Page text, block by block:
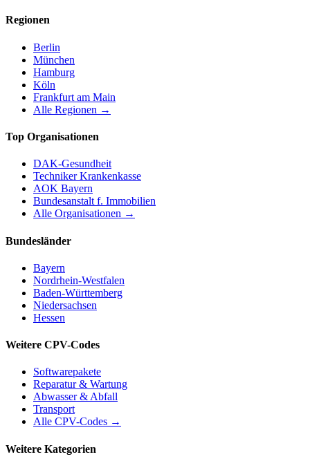
Regionen
Berlin
München
Hamburg
Köln
Frankfurt am Main
Alle Regionen →
Top Organisationen
DAK-Gesundheit
Techniker Krankenkasse
AOK Bayern
Bundesanstalt f. Immobilien
Alle Organisationen →
Bundesländer
Bayern
Nordrhein-Westfalen
Baden-Württemberg
Niedersachsen
Hessen
Weitere CPV-Codes
Softwarepakete
Reparatur & Wartung
Abwasser & Abfall
Transport
Alle CPV-Codes →
Weitere Kategorien